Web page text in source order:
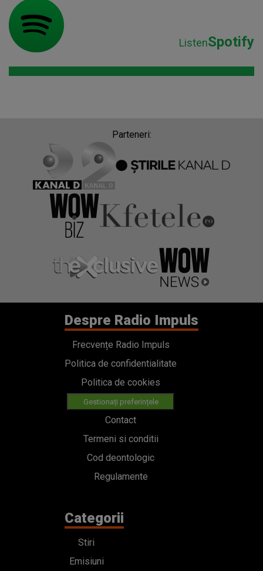
ListenSpotify
Parteneri:
Despre Radio Impuls
Frecvențe Radio Impuls
Politica de confidentialitate
Politica de cookies
Gestionați preferințele
Contact
Termeni si conditii
Cod deontologic
Regulamente
Categorii
Stiri
Emisiuni